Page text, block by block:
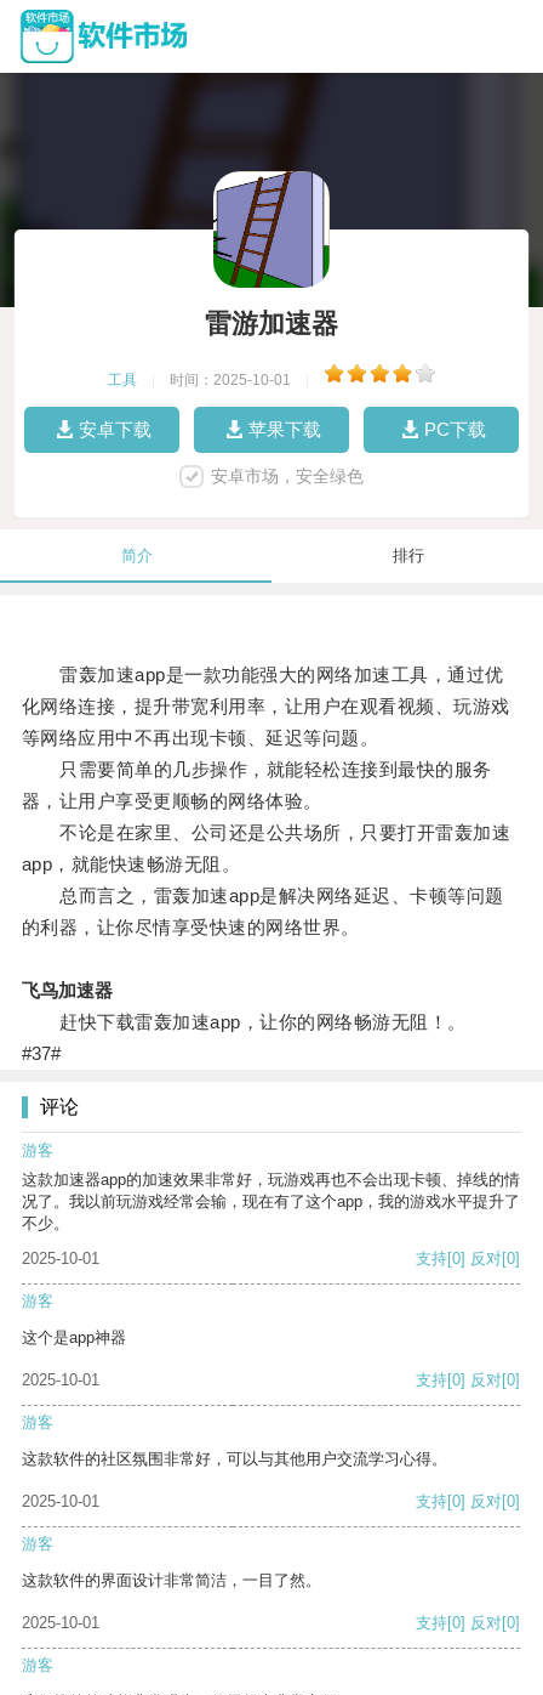
雷游加速器
工具 时间：2025-10-01
安卓下载 苹果下载 PC下载
安卓市场，安全绿色
简介 排行
雷轰加速app是一款功能强大的网络加速工具，通过优
化网络连接，提升带宽利用率，让用户在观看视频、玩游戏
等网络应用中不再出现卡顿、延迟等问题。
只需要简单的几步操作，就能轻松连接到最快的服务
器，让用户享受更顺畅的网络体验。
不论是在家里、公司还是公共场所，只要打开雷轰加速
app，就能快速畅游无阻。
总而言之，雷轰加速app是解决网络延迟、卡顿等问题
的利器，让你尽情享受快速的网络世界。
飞鸟加速器
赶快下载雷轰加速app，让你的网络畅游无阻！。
#37#
评论
游客
这款加速器app的加速效果非常好，玩游戏再也不会出现卡顿、掉线的情
况了。我以前玩游戏经常会输，现在有了这个app，我的游戏水平提升了
不少。
2025-10-01
支持[0] 反对[0]
游客
这个是app神器
2025-10-01 支持[0] 反对[0]
游客
这款软件的社区氛围非常好，可以与其他用户交流学习心得。
2025-10-01 支持[0] 反对[0]
游客
这款软件的界面设计非常简洁，一目了然。
2025-10-01 支持[0] 反对[0]
游客